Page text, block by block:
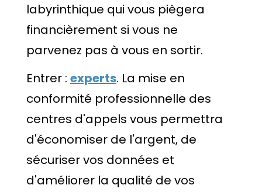
labyrinthique qui vous piègera
financièrement si vous ne
parvenez pas à vous en sortir.
Entrer : experts. La mise en
conformité professionnelle des
centres d'appels vous permettra
d'économiser de l'argent, de
sécuriser vos données et
d'améliorer la qualité de vos